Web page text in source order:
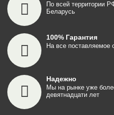
По всей территории
Беларусь
100% Гарантия
На все поставляемое
Надежно
Мы на рынке уже
девятнадцати лет